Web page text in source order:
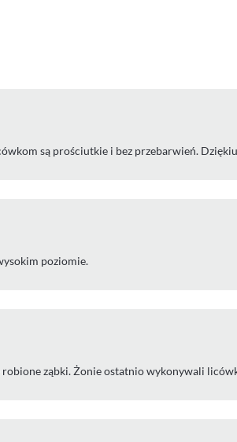
są prościutkie i bez przebarwień.
poziomie.
ząbki. Żonie ostatnio wykonywali